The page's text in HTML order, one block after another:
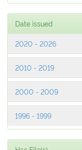
Date issued
2020 - 2026
2010 - 2019
2000 - 2009
1996 - 1999